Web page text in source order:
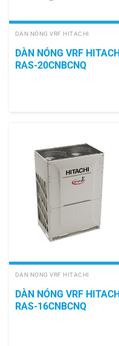
DÀN NÓNG VRF HITACHI
DÀN NÓNG VRF HITACHI
RAS-20CNBCNQ
DÀN NÓNG VRF HITACHI
DÀN NÓNG VRF HITACHI
RAS-16CNBCNQ